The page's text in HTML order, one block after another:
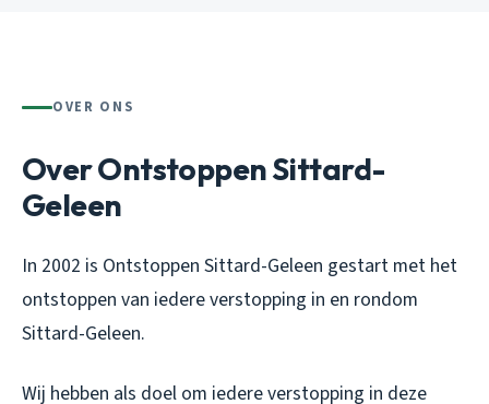
OVER ONS
Over Ontstoppen Sittard-
Geleen
In 2002 is Ontstoppen Sittard-Geleen gestart met het
ontstoppen van iedere verstopping in en rondom
Sittard-Geleen.
Wij hebben als doel om iedere verstopping in deze